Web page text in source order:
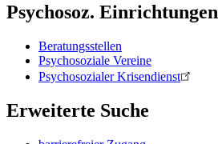
Psychosoz. Einrichtungen
Beratungsstellen
Psychosoziale Vereine
Psychosozialer Krisendienst
Erweiterte Suche